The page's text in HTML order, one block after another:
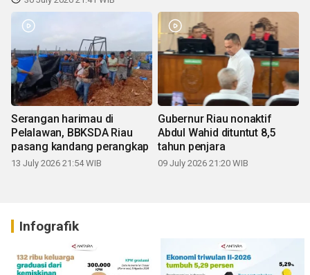
Serangan harimau di
Pelalawan, BBKSDA Riau
pasang kandang perangkap
13 July 2026 21:54 WIB
Gubernur Riau nonaktif
Abdul Wahid dituntut 8,5
tahun penjara
09 July 2026 21:20 WIB
Infografik